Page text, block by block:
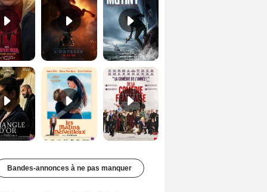
Les Matins merveilleux Bande-annonce VF De la Comédie-Française Teaser VF
Bandes-annonces à ne pas manquer